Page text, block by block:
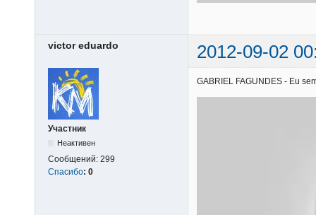
victor eduardo 2012-09-02
Участник
Неактивен
Сообщений: 299
Спасибо: 0
GABRIEL FAGUNDES - Eu